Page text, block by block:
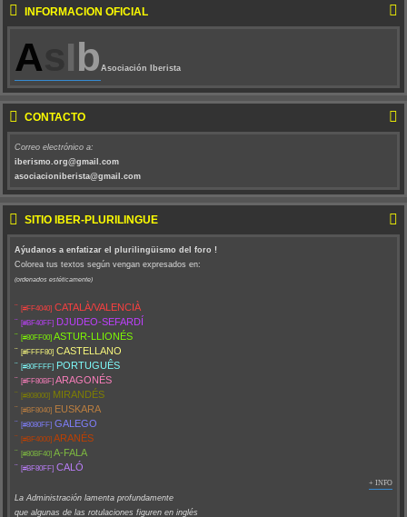
INFORMACIÓN OFICIAL
A Ib Asociación Iberista
CONTACTO
Correo electrónico a:
iberismo.org@gmail.com
asociacioniberista@gmail.com
SITIO IBER-PLURILINGÜE
Aýudanos a enfatizar el plurilingüismo del foro !
Colorea tus textos según vengan expresados en:
(ordenados estéticamente)
¨ [#FF4040] CATALÀ/VALENCIÀ
¨ [#BF40FF] DJUDEO-SEFARDÍ
¨ [#80FF00] ASTUR-LLIONÉS
¨ [#FFFF80] CASTELLANO
¨ [#80FFFF] PORTUGUÊS
¨ [#FF80BF] ARAGONÉS
¨ [#808000] MIRANDÉS
¨ [#BF8040] EUSKARA
¨ [#8080FF] GALEGO
¨ [#BF4000] ARANÉS
¨ [#80BF40] A-FALA
¨ [#BF80FF] CALÓ
+ INFO
La Administración lamenta profundamente
que algunas de las rotulaciones figuren en inglés